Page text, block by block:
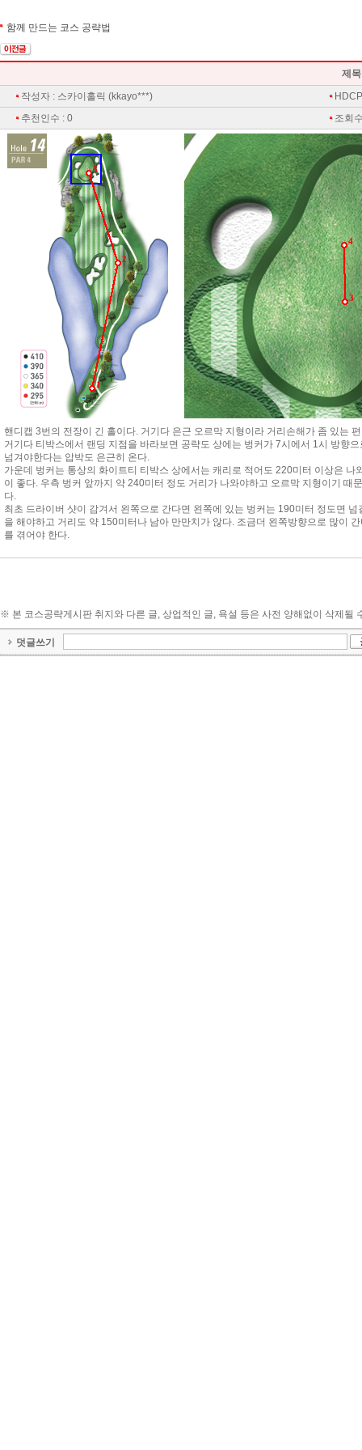
함께 만드는 코스 공략법
제
작성자 : 스카이홀릭 (kkayo***)
추천인수 : 0
조회
1
2
3
3
4
핸디캡 3번의 전장이 긴 홀이다. 거기다 은근 오르막 지형이라 거리손해가 좀 있는
거기다 티박스에서 랜딩 지점을 바라보면 공략도 상에는 벙커가 7시에서 1시 방향
넘겨야한다는 압박도 은근히 온다.
가운데 벙커는 통상의 화이트티 티박스 상에서는 캐리로 적어도 220미터 이상은
이 좋다. 우측 벙커 앞까지 약 240미터 정도 거리가 나와야하고 오르막 지형이기
다.
최초 드라이버 샷이 감겨서 왼쪽으로 간다면 왼쪽에 있는 벙커는 190미터 정도면
을 해야하고 거리도 약 150미터나 남아 만만치가 않다. 조금더 왼쪽방향으로 많이
를 겪어야 한다.
※ 본 코스공략게시판 취지와 다른 글, 상업적인 글, 욕설 등은 사전 양해없이 삭제될
덧글쓰기